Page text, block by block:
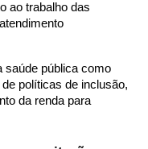
ao trabalho das
saúde pública como
políticas de inclusão,
da renda para